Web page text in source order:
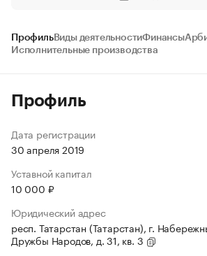
ПрофильВиды деятельностиФинансы
Исполнительные производства
Профиль
Дата регистрации
30 апреля 2019
Уставной капитал
10 000 ₽
Юридический адрес
респ. Татарстан (Татарстан), г.
Дружбы Народов, д. 31, кв. 3